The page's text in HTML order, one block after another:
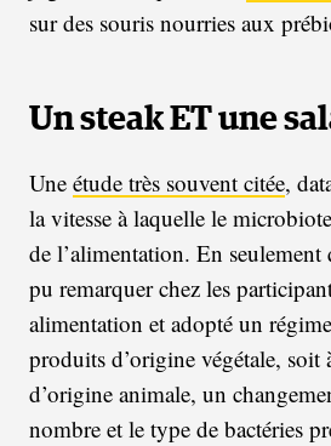
sur des souris nourries aux
Un steak ET une
Une étude très souvent citée,
la vitesse à laquelle le
de l’alimentation. En
pu remarquer chez les
alimentation et adopté un
produits d’origine végétale, soit
d’origine animale, un
nombre et le type de bactéries